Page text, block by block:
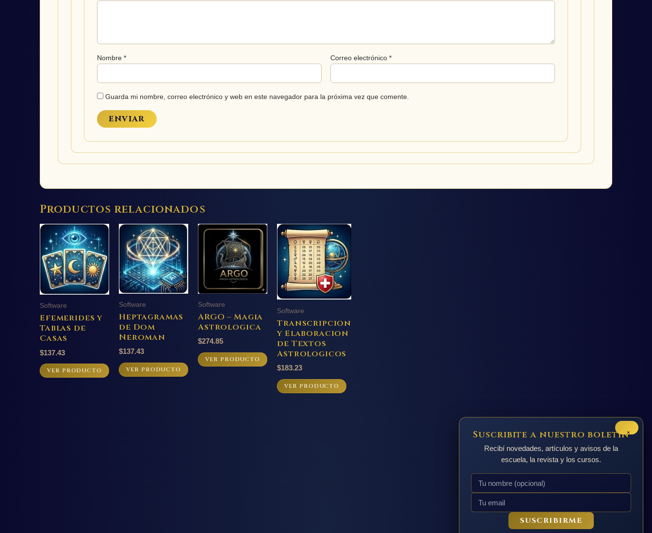
Nombre * Correo electrónico*
Guarda mi nombre, correo electrónico y web en este navegador para la próxima vez que comente.
Productos relacionados
Software
Efemerides y
Tablas de
Casas
$137.43
VER PRODUCTO
Software
Heptagramas
de Dom
Neroman
$137.43
VER PRODUCTO
Software
ARGO – Magia
Astrologica
$274.85
VER PRODUCTO
Software
Transcripcion
y Elaboracion
de Textos
Astrologicos
$183.23
VER PRODUCTO
×
Suscribite a nuestro boletín
Recibí novedades, artículos y avisos de la
escuela, la revista y los cursos.
SUSCRIBIRME